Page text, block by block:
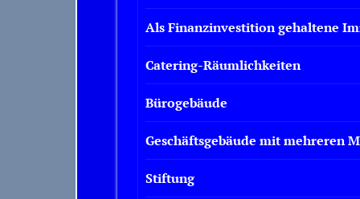
Leerstehendes Gebäude
Leerstehendes Haus
Inventar/Mieterinteresse
Versicherung gegen
Glasimmobilien
Als Finanzinvestition gehaltene
Catering-Räumlichkeiten
Bürogebäude
Geschäftsgebäude mit mehreren
Stiftung